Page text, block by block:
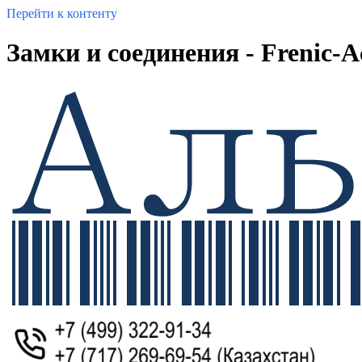
Перейти к контенту
Замки и соединения - Frenic-